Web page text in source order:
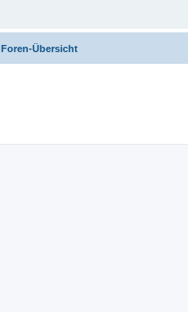
Foren-Übersicht